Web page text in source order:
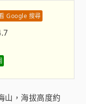
Google 搜尋
山，海拔高度約